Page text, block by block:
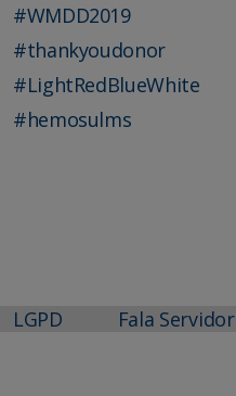
#WMDD2019
#thankyoudonor
#LightRedBlueWhite
#hemosulms
LGPD Fala Servidor